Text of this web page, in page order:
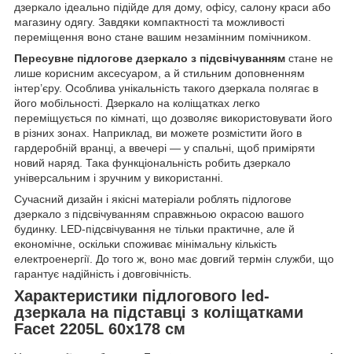
дзеркало ідеально підійде для дому, офісу, салону краси або
магазину одягу. Завдяки компактності та можливості
переміщення воно стане вашим незамінним помічником.
Пересувне підлогове дзеркало з підсвічуванням стане не
лише корисним аксесуаром, а й стильним доповненням
інтер’єру. Особлива унікальність такого дзеркала полягає в
його мобільності. Дзеркало на коліщатках легко
переміщується по кімнаті, що дозволяє використовувати його
в різних зонах. Наприклад, ви можете розмістити його в
гардеробній вранці, а ввечері — у спальні, щоб приміряти
новий наряд. Така функціональність робить дзеркало
універсальним і зручним у використанні.
Сучасний дизайн і якісні матеріали роблять підлогове
дзеркало з підсвічуванням справжньою окрасою вашого
будинку. LED-підсвічування не тільки практичне, але й
економічне, оскільки споживає мінімальну кількість
електроенергії. До того ж, воно має довгий термін служби, що
гарантує надійність і довговічність.
Характеристики підлогового led-
дзеркала на підставці з коліщатками
Facet 2205L 60х178 см